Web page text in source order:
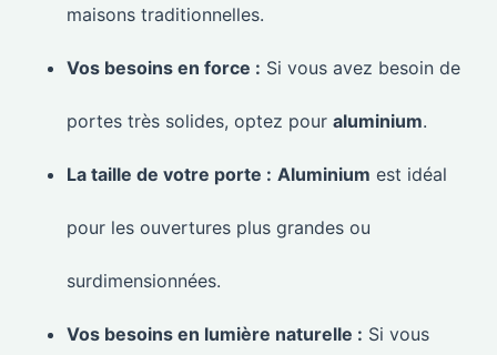
maisons traditionnelles.
Vos besoins en force : Si vous avez besoin de
portes très solides, optez pour aluminium.
La taille de votre porte : Aluminium est idéal
pour les ouvertures plus grandes ou
surdimensionnées.
Vos besoins en lumière naturelle : Si vous